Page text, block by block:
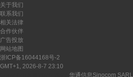
关于我们
联系我们
相关法律
合作伙伴
广告投放
网站地图
浙ICP备16044168号-2
GMT+1, 2026-8-7 23:10
华通信息Sinocom SARL